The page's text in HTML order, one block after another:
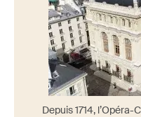
Depuis 1714,